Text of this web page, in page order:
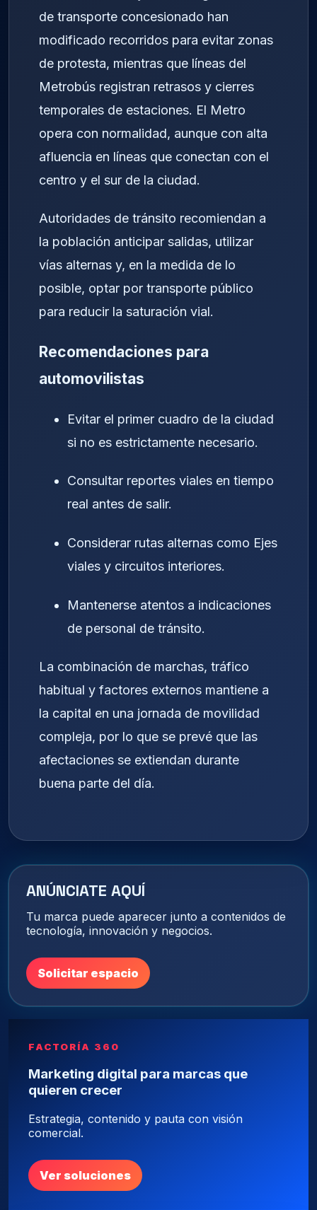
de transporte concesionado han
modificado recorridos para evitar zonas
de protesta, mientras que líneas del
Metrobús registran retrasos y cierres
temporales de estaciones. El Metro
opera con normalidad, aunque con alta
afluencia en líneas que conectan con el
centro y el sur de la ciudad.
Autoridades de tránsito recomiendan a
la población anticipar salidas, utilizar
vías alternas y, en la medida de lo
posible, optar por transporte público
para reducir la saturación vial.
Recomendaciones para
automovilistas
Evitar el primer cuadro de la ciudad
si no es estrictamente necesario.
Consultar reportes viales en tiempo
real antes de salir.
Considerar rutas alternas como Ejes
viales y circuitos interiores.
Mantenerse atentos a indicaciones
de personal de tránsito.
La combinación de marchas, tráfico
habitual y factores externos mantiene a
la capital en una jornada de movilidad
compleja, por lo que se prevé que las
afectaciones se extiendan durante
buena parte del día.
ANÚNCIATE AQUÍ
Tu marca puede aparecer junto a contenidos de
tecnología, innovación y negocios.
Solicitar espacio
FACTORÍA 360
Marketing digital para marcas que
quieren crecer
Estrategia, contenido y pauta con visión
comercial.
Ver soluciones